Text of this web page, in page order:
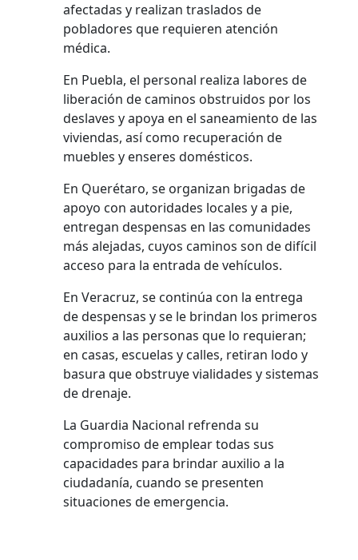
afectadas y realizan traslados de
pobladores que requieren atención
médica.
En Puebla, el personal realiza labores de
liberación de caminos obstruidos por los
deslaves y apoya en el saneamiento de las
viviendas, así como recuperación de
muebles y enseres domésticos.
En Querétaro, se organizan brigadas de
apoyo con autoridades locales y a pie,
entregan despensas en las comunidades
más alejadas, cuyos caminos son de difícil
acceso para la entrada de vehículos.
En Veracruz, se continúa con la entrega
de despensas y se le brindan los primeros
auxilios a las personas que lo requieran;
en casas, escuelas y calles, retiran lodo y
basura que obstruye vialidades y sistemas
de drenaje.
La Guardia Nacional refrenda su
compromiso de emplear todas sus
capacidades para brindar auxilio a la
ciudadanía, cuando se presenten
situaciones de emergencia.